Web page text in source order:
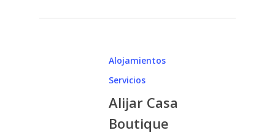
Alojamientos
Servicios
Alijar Casa
Boutique